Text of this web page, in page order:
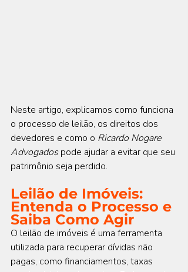
Neste artigo, explicamos como funciona
o processo de leilão, os direitos dos
devedores e como o Ricardo Nogare
Advogados pode ajudar a evitar que seu
patrimônio seja perdido.
Leilão de Imóveis:
Entenda o Processo e
Saiba Como Agir
O leilão de imóveis é uma ferramenta
utilizada para recuperar dívidas não
pagas, como financiamentos, taxas